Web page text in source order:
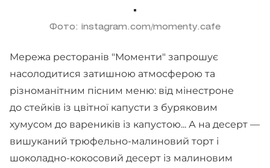
Фото: instagram.com/momenty.cafe
Мережа ресторанів "Моменти" запрошує
насолодитися затишною атмосферою та
різноманітним пісним меню: від мінестроне
до стейків із цвітної капусти з буряковим
хумусом до вареників із капустою... А на десерт —
вишуканий трюфельно-малиновий торт і
шоколадно-кокосовий десерт із малиновим